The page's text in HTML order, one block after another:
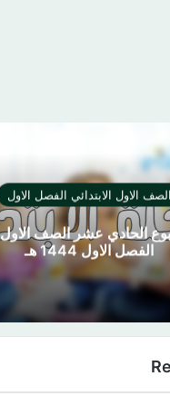
الصف الاول الابتدائي الفصل الاول
الحادي عشر الصف الاول
الفصل الاول 1444 هـ